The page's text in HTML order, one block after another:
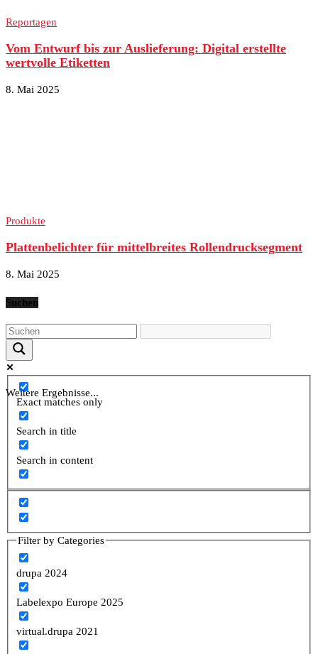
Reportagen
Vom Entwurf bis zur Auslieferung: Digital erstellte
wertvolle Etiketten
8. Mai 2025
Produkte
Plattenbelichter für mittelbreites Rollendrucksegment
8. Mai 2025
Suchen
Weitere Ergebnisse...
Exact matches only
Search in title
Search in content
Filter by Categories
drupa 2024
Labelexpo Europe 2025
virtual.drupa 2021